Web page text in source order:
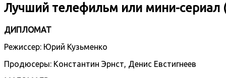
Лучший телефильм или мини-сериал
ДИПЛОМАТ
Режиссер: Юрий Кузьменко
Продюсеры: Константин Эрнст, Денис Евстигнеев